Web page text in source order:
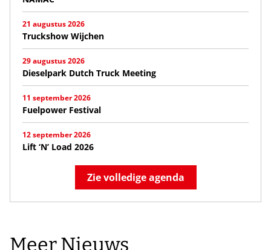
21 augustus 2026
Truckshow Wijchen
29 augustus 2026
Dieselpark Dutch Truck Meeting
11 september 2026
Fuelpower Festival
12 september 2026
Lift ‘N’ Load 2026
Zie volledige agenda
Meer Nieuws